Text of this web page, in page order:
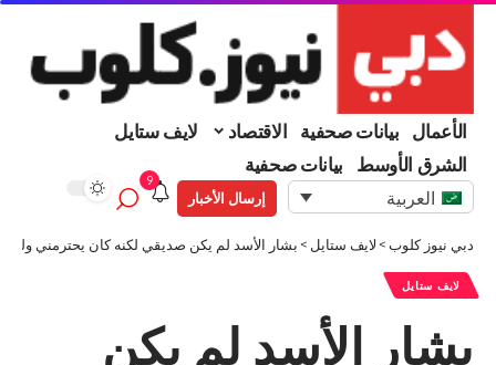
الأعمال بيانات صحفية الاقتصاد
لايف ستايل
الشرق الأوسط
بيانات صحفية
العربية إرسال الأخبار
9
دبي نيوز كلوب> لايف ستايل > بشار الأسد لم يكن صديقي لكنه كان يحترمني ولم
لايف ستايل
بشار الأسد لم يكن